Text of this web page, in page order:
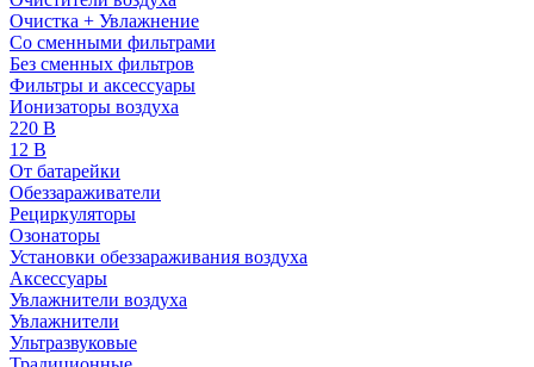
Очистка + Увлажнение
Cо сменными фильтрами
Без сменных фильтров
Фильтры и аксессуары
Ионизаторы воздуха
220 В
12 В
От батарейки
Обеззараживатели
Рециркуляторы
Озонаторы
Установки обеззараживания воздуха
Аксессуары
Увлажнители воздуха
Увлажнители
Ультразвуковые